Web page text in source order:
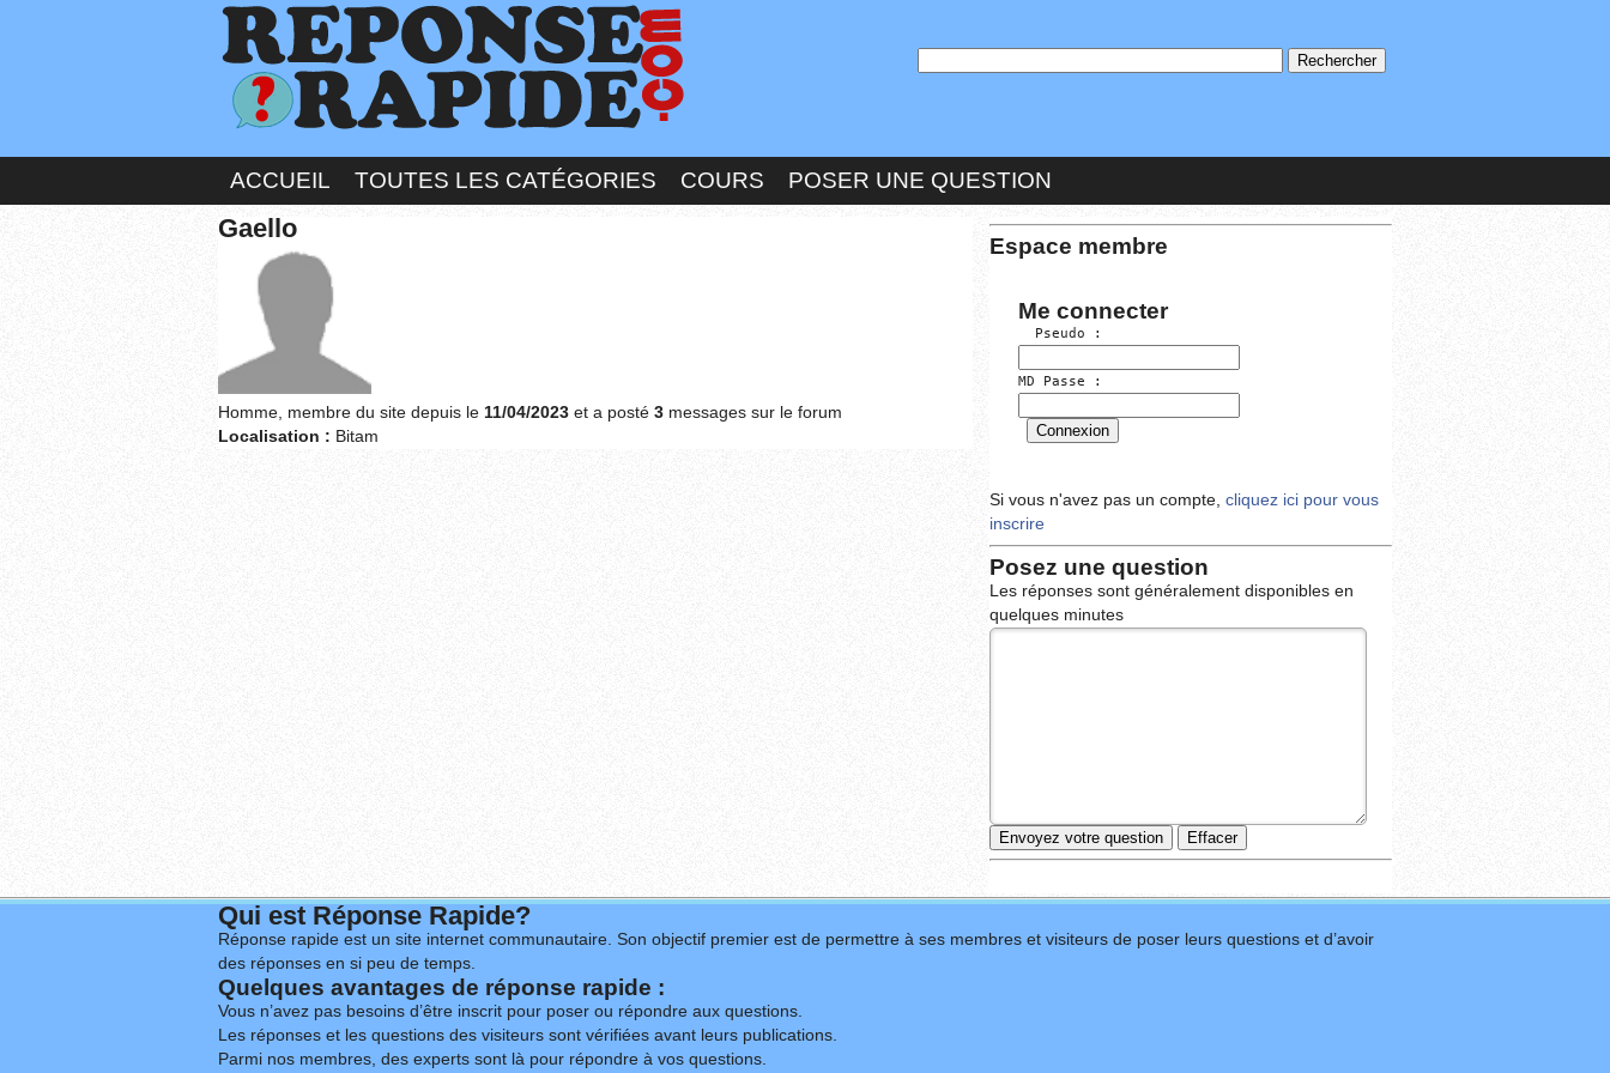
ACCUEIL TOUTES LES CATÉGORIES COURS POSER UNE QUESTION
Gaello
Homme, membre du site depuis le 11/04/2023 et a posté 3 messages sur le forum
Localisation : Bitam
Espace membre
Me connecter
  Pseudo :
MD Passe :
Si vous n'avez pas un compte, cliquez ici pour vous
inscrire
Posez une question
Les réponses sont généralement disponibles en
quelques minutes
Qui est Réponse Rapide?
Réponse rapide est un site internet communautaire. Son objectif premier est de permettre à ses membres et visiteurs de poser leurs questions et d’avoir
des réponses en si peu de temps.
Quelques avantages de réponse rapide :
Vous n’avez pas besoins d’être inscrit pour poser ou répondre aux questions.
Les réponses et les questions des visiteurs sont vérifiées avant leurs publications.
Parmi nos membres, des experts sont là pour répondre à vos questions.